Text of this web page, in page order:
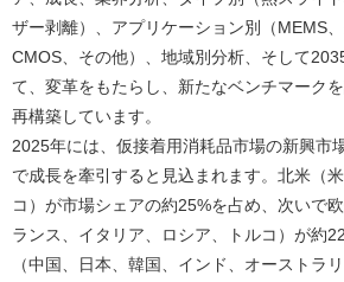
ザー剥離）、アプリケーション別（MEMS
CMOS、その他）、地域別分析、そして
て、変革をもたらし、新たなベンチマーク
再構築しています。
2025年には、仮接着用消耗品市場の新興市
で成長を牽引すると見込まれます。北米（
コ）が市場シェアの約25%を占め、次いで
ランス、イタリア、ロシア、トルコ）が約
（中国、日本、韓国、インド、オーストラ